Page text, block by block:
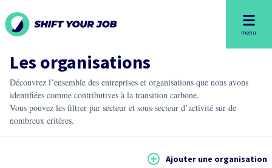
menu
Les organisations
Découvrez l’ensemble des entreprises et organisations que nous avons
identifiées comme contributives à la transition carbone.
Vous pouvez les filtrer par secteur et sous-secteur d’activité sur de
nombreux critères.
Ajouter une organisation